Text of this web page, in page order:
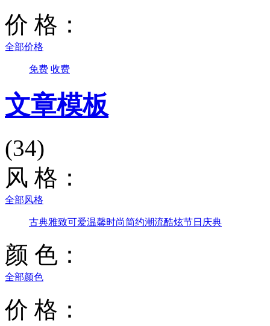
价 格：
全部价格
免费 收费
文章模板
(34)
风 格：
全部风格
古典雅致可爱温馨时尚简约潮流酷炫节日庆典
颜 色：
全部颜色
价 格：